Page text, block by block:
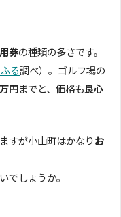
券の種類の多さです。
る調べ）。ゴルフ場の
円までと、価格も良心
すが小山町はかなりお
でしょうか。